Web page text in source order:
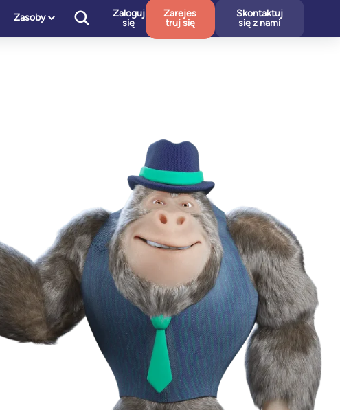
Zasoby
Zaloguj
się
Zarejes
truj się
Skontaktuj
się z nami